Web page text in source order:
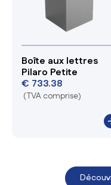
Boîte aux lettres
Pilaro Petite
€ 733.38
(TVA comprise)